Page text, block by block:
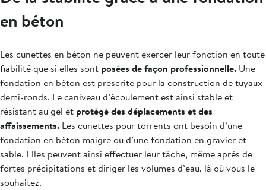
en béton
Les cunettes en béton ne peuvent exercer leur fonction en toute
fiabilité que si elles sont posées de façon professionnelle. Une
fondation en béton est prescrite pour la construction de tuyaux
demi-ronds. Le caniveau d’écoulement est ainsi stable et
résistant au gel et protégé des déplacements et des
affaissements. Les cunettes pour torrents ont besoin d’une
fondation en béton maigre ou d’une fondation en gravier et
sable. Elles peuvent ainsi effectuer leur tâche, même après de
fortes précipitations et diriger les volumes d’eau, là où vous le
souhaitez.